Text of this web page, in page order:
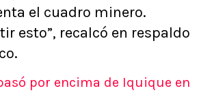
el cuadro minero.
esto”, recalcó en respaldo
por encima de Iquique en